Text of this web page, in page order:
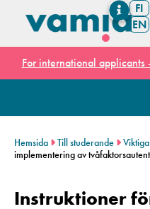
FI
EN
For international
Hemsida Till studerande
implementering av
Instruktioner